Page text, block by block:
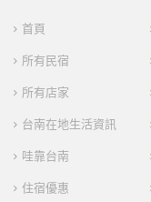
首頁
所有民宿
所有店家
台南在地生活資訊
哇靠台南
住宿優惠